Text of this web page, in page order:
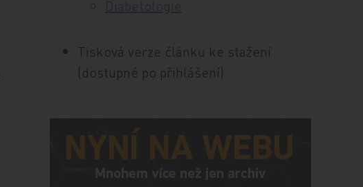
Tisková verze článku ke stažení
(dostupné po přihlášení)